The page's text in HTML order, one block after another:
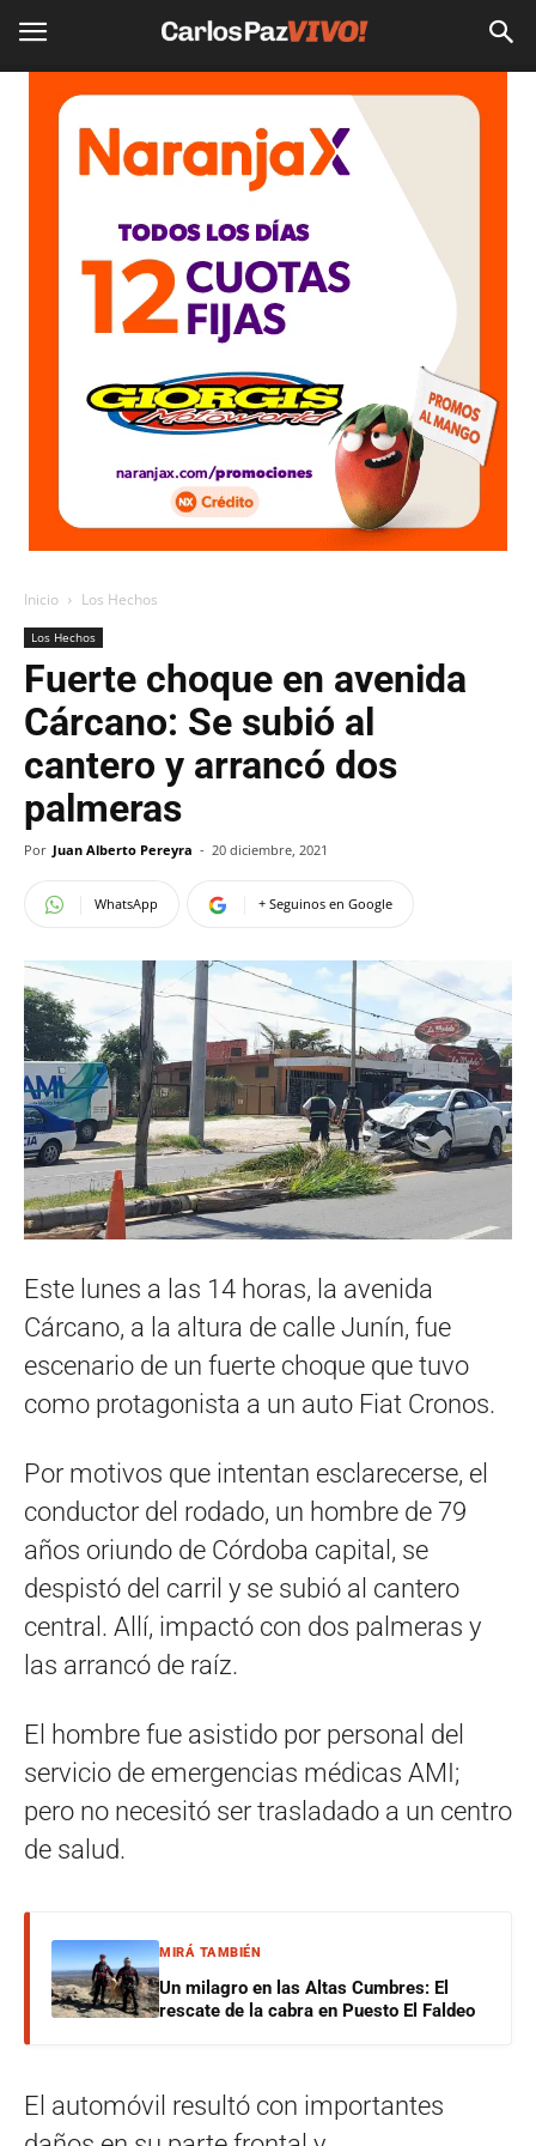
Inicio Los Hechos
Los Hechos
Fuerte choque en avenida
Cárcano: Se subió al
cantero y arrancó dos
palmeras
Por Juan Alberto Pereyra - 20 diciembre, 2021
WhatsApp + Seguinos en Google
Este lunes a las 14 horas, la avenida
Cárcano, a la altura de calle Junín, fue
escenario de un fuerte choque que tuvo
como protagonista a un auto Fiat Cronos.
Por motivos que intentan esclarecerse, el
conductor del rodado, un hombre de 79
años oriundo de Córdoba capital, se
despistó del carril y se subió al cantero
central. Allí, impactó con dos palmeras y
las arrancó de raíz.
El hombre fue asistido por personal del
servicio de emergencias médicas AMI;
pero no necesitó ser trasladado a un centro
de salud.
MIRÁ TAMBIÉN
Un milagro en las Altas Cumbres: El
rescate de la cabra en Puesto El Faldeo
El automóvil resultó con importantes